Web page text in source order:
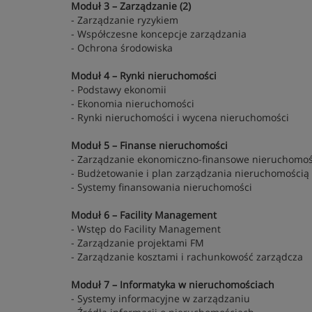
Moduł 3 – Zarządzanie (2)
- Zarządzanie ryzykiem
- Współczesne koncepcje zarządzania
- Ochrona środowiska
Moduł 4 – Rynki nieruchomości
- Podstawy ekonomii
- Ekonomia nieruchomości
- Rynki nieruchomości i wycena nieruchomości
Moduł 5 – Finanse nieruchomości
- Zarządzanie ekonomiczno-finansowe
- Budżetowanie i plan zarządzania nieruchomością
- Systemy finansowania nieruchomości
Moduł 6 – Facility Management
- Wstęp do Facility Management
- Zarządzanie projektami FM
- Zarządzanie kosztami i rachunkowość zarządcza
Moduł 7 – Informatyka w nieruchomościach
- Systemy informacyjne w zarządzaniu